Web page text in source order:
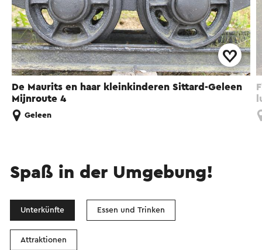
De Maurits en haar kleinkinderen Sittard-Geleen
Mijnroute 4
Geleen
Spaß in der Umgebung!
Unterkünfte Essen und Trinken
Attraktionen